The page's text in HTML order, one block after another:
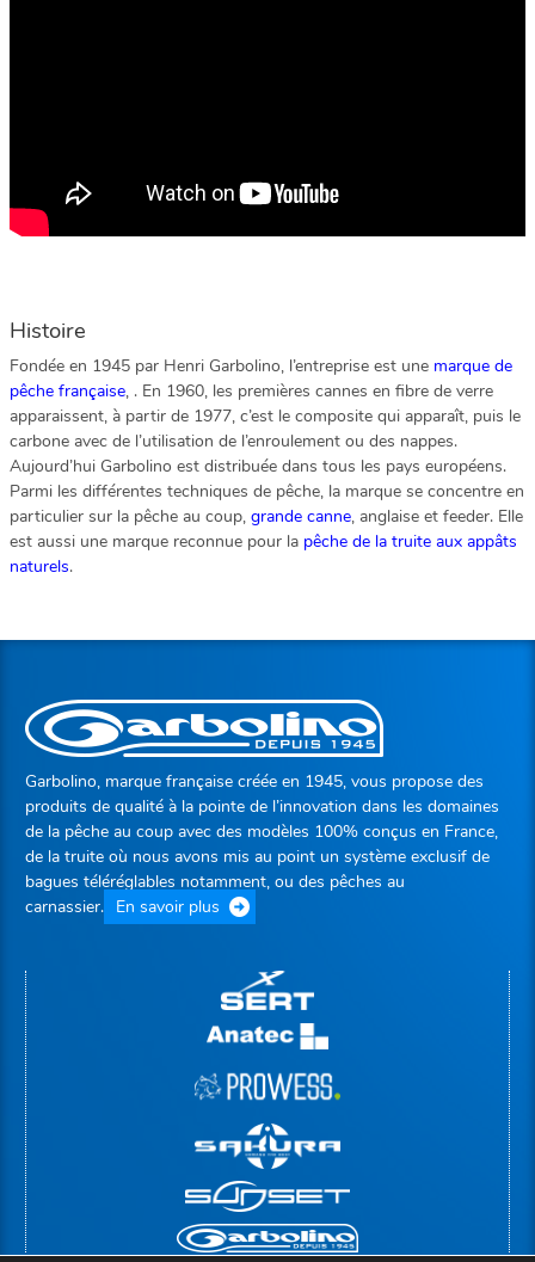
Histoire
Fondée en 1945 par Henri Garbolino, l’entreprise est une marque de
pêche française, . En 1960, les premières cannes en fibre de verre
apparaissent, à partir de 1977, c’est le composite qui apparaît, puis le
carbone avec de l’utilisation de l’enroulement ou des nappes.
Aujourd’hui Garbolino est distribuée dans tous les pays européens.
Parmi les différentes techniques de pêche, la marque se concentre en
particulier sur la pêche au coup, grande canne, anglaise et feeder. Elle
est aussi une marque reconnue pour la pêche de la truite aux appâts
naturels.
Garbolino, marque française créée en 1945, vous propose des
produits de qualité à la pointe de l’innovation dans les domaines
de la pêche au coup avec des modèles 100% conçus en France,
de la truite où nous avons mis au point un système exclusif de
bagues téléréglables notamment, ou des pêches au
carnassier. En savoir plus